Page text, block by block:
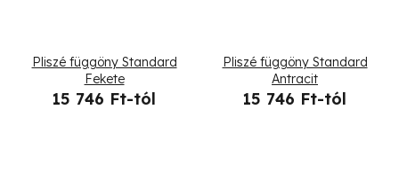
Pliszé függöny Standard
Fekete
15 746 Ft-tól
Pliszé függöny Standard
Antracit
15 746 Ft-tól